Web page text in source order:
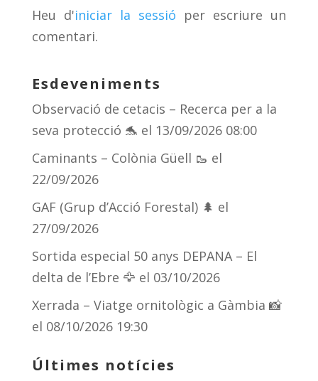
ix
Heu d'iniciar la sessió per escriure un
comentari.
Esdeveniments
Observació de cetacis – Recerca per a la
seva protecció 🐬 el 13/09/2026 08:00
Caminants – Colònia Güell 🥾 el
22/09/2026
GAF (Grup d’Acció Forestal) 🌲 el
27/09/2026
Sortida especial 50 anys DEPANA – El
delta de l’Ebre 🦅 el 03/10/2026
Xerrada – Viatge ornitològic a Gàmbia 📸
el 08/10/2026 19:30
Últimes notícies